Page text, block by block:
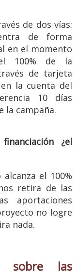
de dos vías:
de forma
en el momento
100% de la
de tarjeta
la cuenta del
10 días
la campaña.
¿el
el 100%
retira de las
aportaciones
no logre
nada.
sobre las